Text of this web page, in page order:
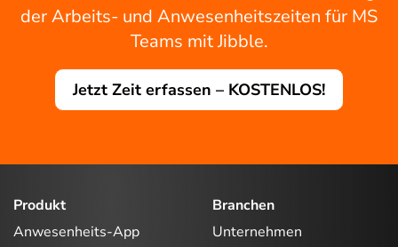
der Arbeits- und Anwesenheitszeiten für MS
Teams mit Jibble.
Jetzt Zeit erfassen – KOSTENLOS!
Produkt
Anwesenheits-App
Branchen
Unternehmen